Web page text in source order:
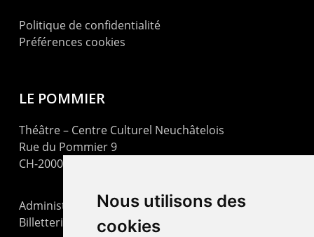
Nous utilisons des
cookies
Politique de confidentialité
Préférences cookies
LE POMMIER
Théâtre – Centre Culturel Neuchâtelois
Rue du Pommier 9
CH-2000 Neuchâtel
Administration : +41 32 725 03 03
Billetterie : +41 32 725 05 05